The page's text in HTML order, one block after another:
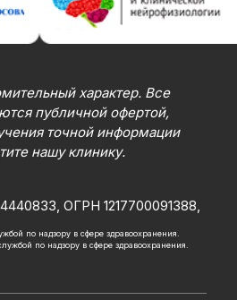
характер. Все
публичной офертой,
точной информации
нашу клинику.
ОГРН 1217700091388,
по надзору в сфере здравоохранения.
по надзору в сфере здравоохранения.